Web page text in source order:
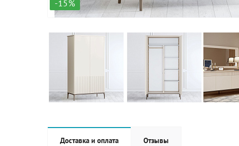
-15%
Доставка и оплата Отзывы